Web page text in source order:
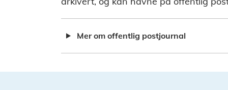
Mer om offentlig postjournal